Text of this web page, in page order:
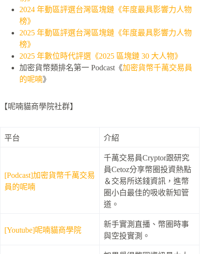
2024 年動區評選台灣區塊鏈《年度最具影響力人物
榜》
2025 年動區評選台灣區塊鏈《年度最具影響力人物
榜》
2025 年數位時代評選《2025 區塊鏈 30 大人物》
加密貨幣類排名第一 Podcast《加密貨幣千萬交易員
的呢喃》
【呢喃貓商學院社群】
平台 介紹
[Podcast]加密貨幣千萬交易
員的呢喃
千萬交易員Cryptor跟研究
員Cetoz分享幣圈投資熱點
＆交易所送錢資訊，進幣
圈小白最佳的吸收新知管
道。
[Youtube]呢喃貓商學院
新手實測直播、幣圈時事
與空投實測。